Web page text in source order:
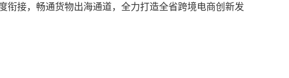
接，畅通货物出海通道，全力打造全省跨境电商创新发